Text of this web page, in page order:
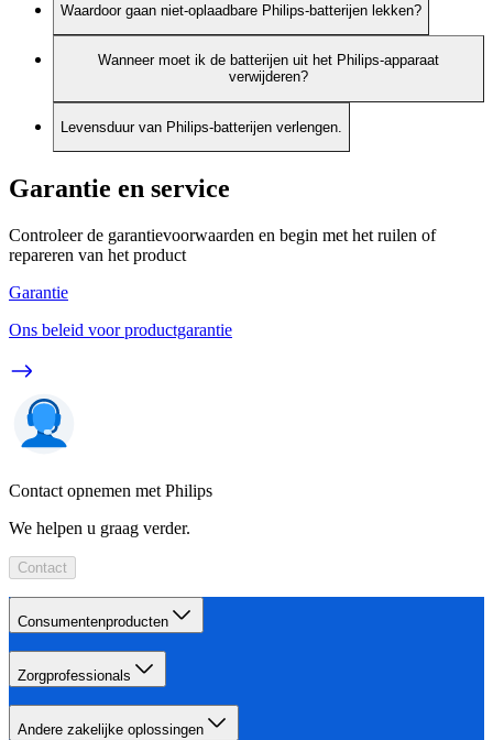
Waardoor gaan niet-oplaadbare Philips-batterijen lekken?
Wanneer moet ik de batterijen uit het Philips-apparaat
verwijderen?
Levensduur van Philips-batterijen verlengen.
Garantie en service
Controleer de garantievoorwaarden en begin met het ruilen of
repareren van het product
Garantie
Ons beleid voor productgarantie
Contact opnemen met Philips
We helpen u graag verder.
Contact
Consumentenproducten
Zorgprofessionals
Andere zakelijke oplossingen